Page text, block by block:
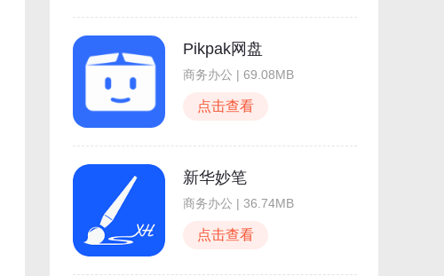
Pikpak网盘
商务办公 | 69.08MB
点击查看
新华妙笔
商务办公 | 36.74MB
点击查看